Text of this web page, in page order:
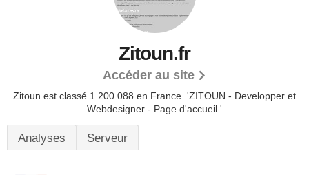
Zitoun.fr
Accéder au site
Zitoun est classé 1 200 088 en France. 'ZITOUN - Developper et
Webdesigner - Page d'accueil.'
Analyses Serveur